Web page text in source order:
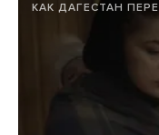
КАК ДАГЕСТАН